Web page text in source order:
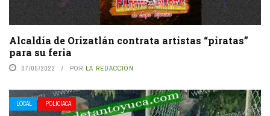
Alcaldía de Orizatlán contrata artistas “piratas”
para su feria
07/05/2022 POR LA REDACCIÓN
LOCAL POLICIACA